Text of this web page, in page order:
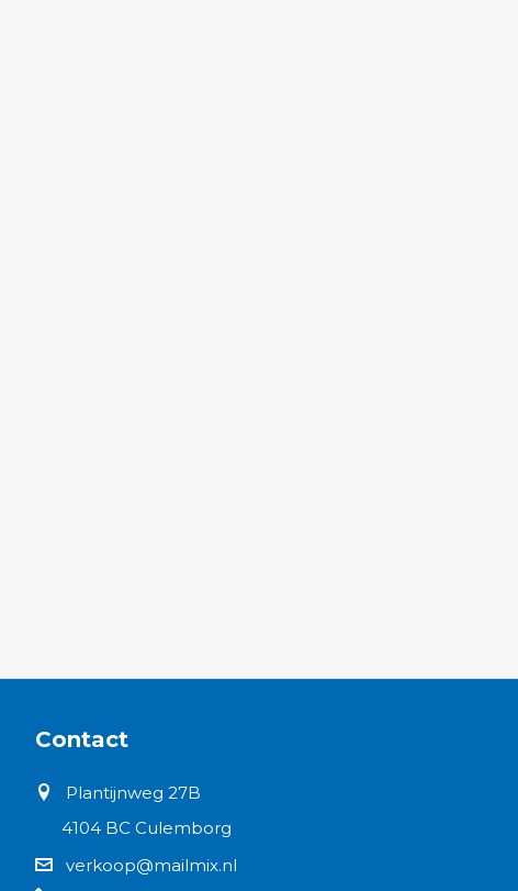
Contact
Plantijnweg 27B
4104 BC Culemborg
verkoop@mailmix.nl